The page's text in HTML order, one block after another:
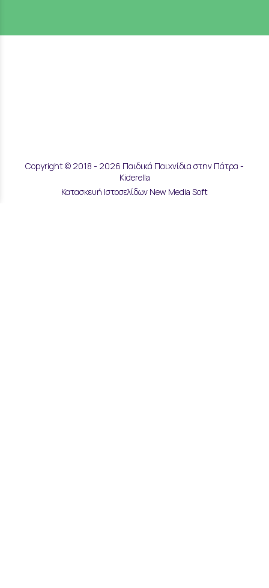
Copyright © 2018 - 2026 Παιδικά Παιχνίδια στην Πάτρα -
Kiderella
Κατασκευή Ιστοσελίδων New Media Soft